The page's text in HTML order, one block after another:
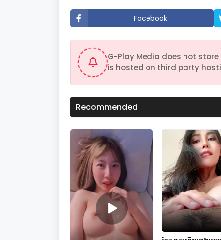
t
e
s
6
c
s
V
u
m
%
Facebook
G-Play Media does not
is hosted on third party
Recommended